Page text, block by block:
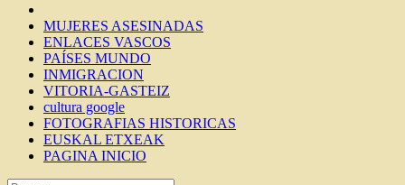
MUJERES ASESINADAS
ENLACES VASCOS
PAÍSES MUNDO
INMIGRACION
VITORIA-GASTEIZ
cultura google
FOTOGRAFIAS HISTORICAS
EUSKAL ETXEAK
PAGINA INICIO